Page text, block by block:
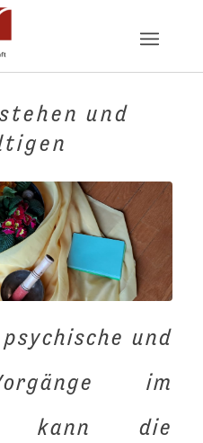
und
und
im
kann die